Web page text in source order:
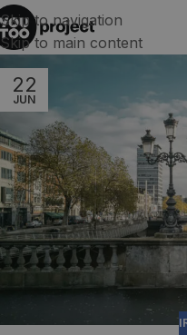
Skip to navigation
Skip to main content
22
JUN